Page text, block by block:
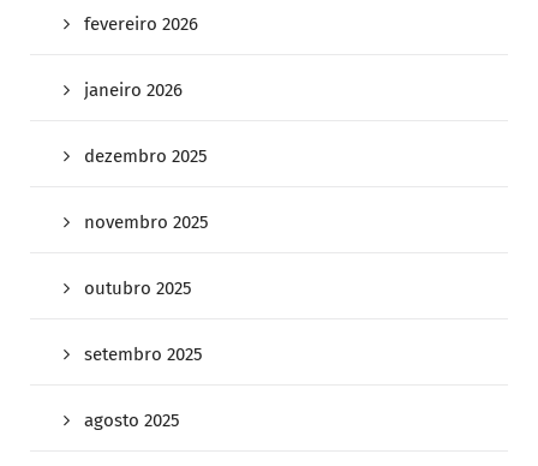
fevereiro 2026
janeiro 2026
dezembro 2025
novembro 2025
outubro 2025
setembro 2025
agosto 2025